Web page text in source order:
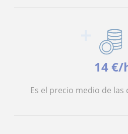
14 €/
Es el precio medio de las